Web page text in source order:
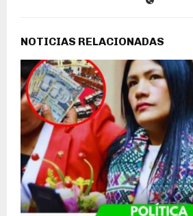
NOTICIAS RELACIONADAS